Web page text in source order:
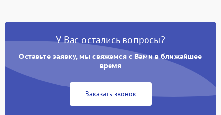
Неисправность системы
1000 ₽ Подробнее →
Поломка системы
автоматического
У Вас остались вопросы?
Оставьте заявку, мы свяжемся с Вами в ближайшее
время
Заказать звонок